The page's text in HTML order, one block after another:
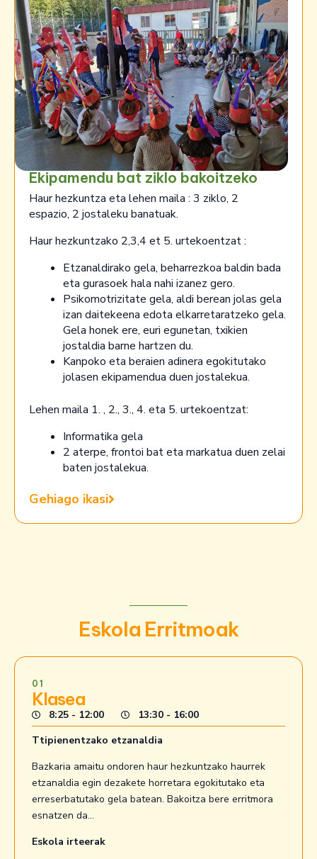
Ekipamendu bat ziklo bakoitzeko
Haur hezkuntza eta lehen maila : 3 ziklo, 2
espazio, 2 jostaleku banatuak.
Haur hezkuntzako 2,3,4 et 5. urtekoentzat :
Etzanaldirako gela, beharrezkoa baldin bada
eta gurasoek hala nahi izanez gero.
Psikomotrizitate gela, aldi berean jolas gela
izan daitekeena edota elkarretaratzeko gela.
Gela honek ere, euri egunetan, txikien
jostaldia barne hartzen du.
Kanpoko eta beraien adinera egokitutako
jolasen ekipamendua duen jostalekua.
Lehen maila 1. , 2., 3., 4. eta 5. urtekoentzat:
Informatika gela
2 aterpe, frontoi bat eta markatua duen zelai
baten jostalekua.
Gehiago ikasi
Eskola Erritmoak
01
Klasea
8:25 - 12:00
13:30 - 16:00
Ttipienentzako etzanaldia
Bazkaria amaitu ondoren haur hezkuntzako haurrek
etzanaldia egin dezakete horretara egokitutako eta
erreserbatutako gela batean. Bakoitza bere erritmora
esnatzen da…
Eskola irteerak